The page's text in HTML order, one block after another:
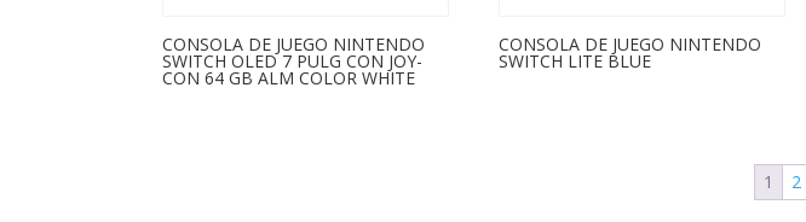
CONSOLA DE JUEGO NINTENDO
SWITCH OLED 7 PULG CON JOY-
CON 64 GB ALM COLOR WHITE
CONSOLA DE JUEGO NINTENDO
SWITCH LITE BLUE
1 2